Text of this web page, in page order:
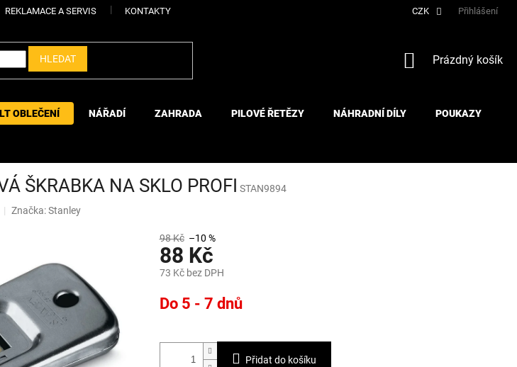
REKLAMACE A SERVIS KONTAKTY CZK Přihlášení
HLEDAT
NÁKUPNÍ
Prázdný košík
OBLEČENÍ NÁŘADÍ ZAHRADA PILOVÉ ŘETĚZY NÁHRADNÍ DÍLY POUKAZY
ŠKRABKA NA SKLO PROFI STAN9894
Značka:Stanley
98 Kč –10 %
88 Kč
73 Kč bez DPH
cena:
Do 5 - 7 dnů
Přidat do košíku